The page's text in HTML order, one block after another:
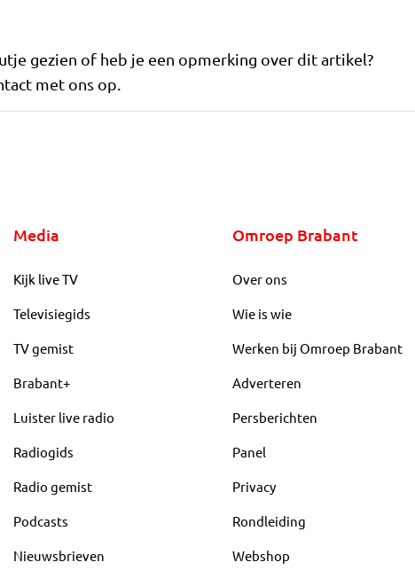
gezien of heb je een opmerking over dit artikel?
met ons op.
Media
Kijk live TV
Televisiegids
TV gemist
Brabant+
Luister live radio
Radiogids
Radio gemist
Podcasts
Nieuwsbrieven
Omroep Brabant
Over ons
Wie is wie
Werken bij Omroep Brabant
Adverteren
Persberichten
Panel
Privacy
Rondleiding
Webshop